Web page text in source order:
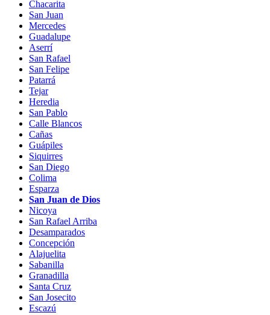
Chacarita
San Juan
Mercedes
Guadalupe
Aserrí
San Rafael
San Felipe
Patarrá
Tejar
Heredia
San Pablo
Calle Blancos
Cañas
Guápiles
Siquirres
San Diego
Colima
Esparza
San Juan de Dios
Nicoya
San Rafael Arriba
Desamparados
Concepción
Alajuelita
Sabanilla
Granadilla
Santa Cruz
San Josecito
Escazú